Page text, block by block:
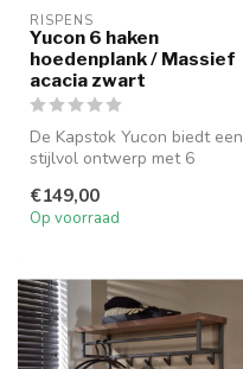
RISPENS
Yucon 6 haken
hoedenplank / Massief
acacia zwart
De Kapstok Yucon biedt een
stijlvol ontwerp met 6
netjes...
€149,00
Op voorraad